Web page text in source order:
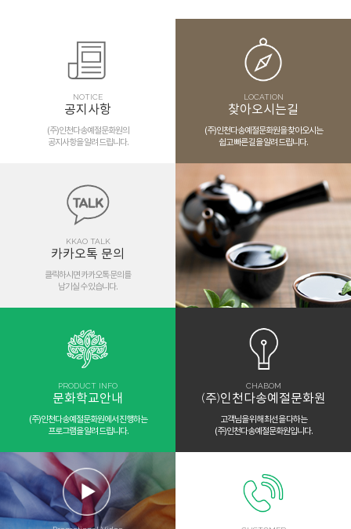
NOTICE
공지사항
(주)인천다송예절문화원의
공지사항을 알려 드립니다.
LOCATION
찾아오시는길
(주)인천다송예절문화원을 찾아오시는
쉽고 빠른 길을 알려 드립니다.
KKAO TALK
카카오톡 문의
클릭하시면 카카오톡 문의를
남기실 수 있습니다.
PRODUCT INFO
문화학교안내
(주)인천다송예절문화원에서 진행하는
프로그램을 알려 드립니다.
CHABOM
(주)인천다송예절문화원
고객님을 위해 최선을 다하는
(주)인천다송예절문화원입니다.